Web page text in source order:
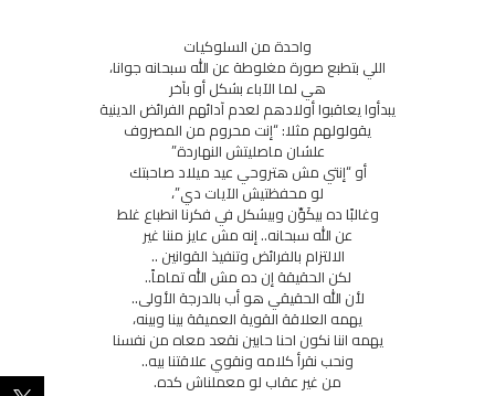
واحدة من السلوكيات
اللي بتطبع صورة مغلوطة عن الله سبحانه جوانا،
هي لما الآباء بشكل أو بآخر
يبدأوا يعاقبوا أولادهم لعدم آدائهم الفرائض الدينية
يقولولهم مثلا: “إنت محروم من المصروف
علشان ماصليتش النهاردة”
أو “إنتي مش هتروحي عيد ميلاد صاحبتك
لو محفظتيش الآيات دي”،
وغالبًا ده بيكَوِّن وبيشكل في فكرنا انطباع غلط
عن الله سبحانه.. إنه مش عايز مننا غير
الالتزام بالفرائض وتنفيذ القوانين ..
لكن الحقيقة إن ده مش الله تماماً..
لأن الله الحقيقي هو أب بالدرجة الأولى..
يهمه العلاقة القوية العميقة بينا وبينه،
يهمه اننا نكون احنا حابين نقعد معاه من نفسنا
ونحب نقرأ كلامه ونقوي علاقتنا بيه..
من غير عقاب لو معملناش كده.